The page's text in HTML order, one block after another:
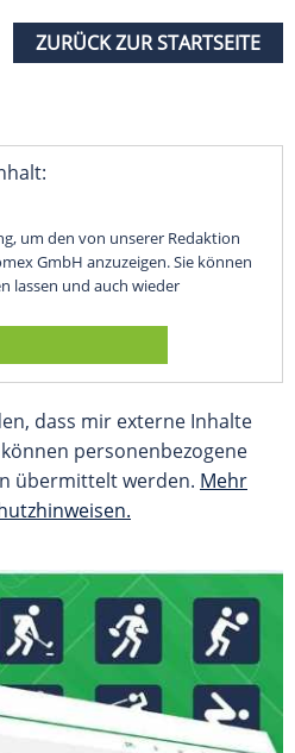
ZURÜCK ZUR STARTSEITE
um den von unserer Redaktion
GmbH anzuzeigen. Sie können
lassen und auch wieder
dass mir externe Inhalte
personenbezogene
übermittelt werden. Mehr